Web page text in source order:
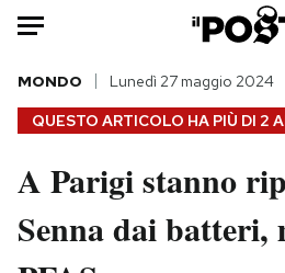
Auto
HOME
Italia
Politica
QUESTO ARTICOLO HA PIÙ DI 2
MONDO Lunedì 27 maggio 2024
A Parigi stanno
Senna dai batteri,